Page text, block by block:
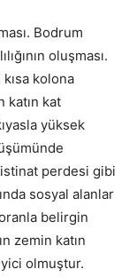
Bodrum
oluşması.
kolona
katın kat
yüksek
istinat perdesi gibi
sosyal alanlar
belirgin
zemin katın
olmuştur.